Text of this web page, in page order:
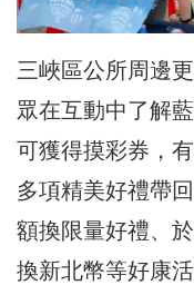
三峽區公所周邊
眾在互動中了解
可獲得摸彩券，
多項精美好禮帶
額換限量好禮、
換新北幣等好康